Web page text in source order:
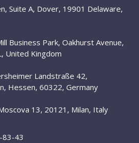
Suite A, Dover, 19901 Delaware,
Business Park, Oakhurst Avenue,
United Kingdom
Landstraße 42,
Hessen, 60322, Germany
13, 20121, Milan, Italy
83-43